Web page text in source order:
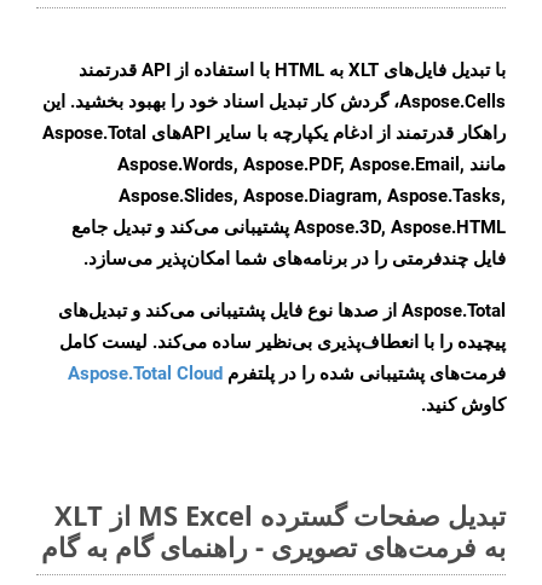
با تبدیل فایل‌های XLT به HTML با استفاده از API قدرتمند
Aspose.Cells، گردش کار تبدیل اسناد خود را بهبود بخشید. این
راهکار قدرتمند از ادغام یکپارچه با سایر APIهای Aspose.Total
مانند Aspose.Words, Aspose.PDF, Aspose.Email,
Aspose.Slides, Aspose.Diagram, Aspose.Tasks,
Aspose.3D, Aspose.HTML پشتیبانی می‌کند و تبدیل جامع
فایل چندفرمتی را در برنامه‌های شما امکان‌پذیر می‌سازد.
Aspose.Total از صدها نوع فایل پشتیبانی می‌کند و تبدیل‌های
پیچیده را با انعطاف‌پذیری بی‌نظیر ساده می‌کند. لیست کامل
فرمت‌های پشتیبانی شده را در پلتفرم Aspose.Total Cloud
کاوش کنید.
تبدیل صفحات گسترده MS Excel از XLT
به فرمت‌های تصویری - راهنمای گام به گام